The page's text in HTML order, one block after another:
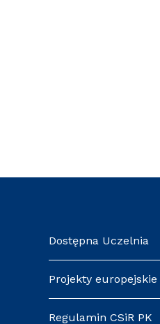
Dostępna Uczelnia
Projekty europejskie
Regulamin CSiR PK